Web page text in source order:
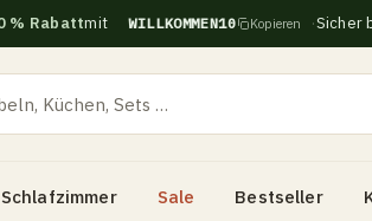
% Rabattmit WILLKOMMEN10 Kopieren ·Sicher
Schlafzimmer Sale Bestseller